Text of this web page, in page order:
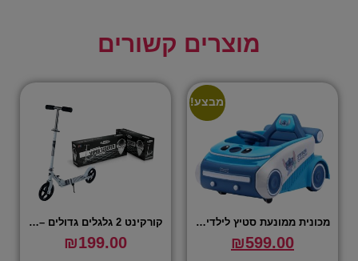
מוצרים קשורים
מבצע!
מכונית ממונעת סטיץ לילדים עם אורות וצלילים – 6V
₪599.00
קורקינט 2 גלגלים גדולים – VIPER SCOOTER
₪199.00